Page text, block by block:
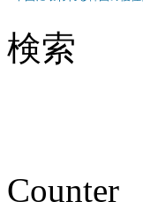
検索
Counter